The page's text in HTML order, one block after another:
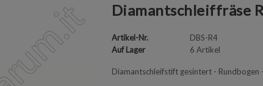
Diamantschleiffräse
Artikel-Nr.
DBS-R4
Auf Lager
6 Artikel
Diamantschleifstift gesintert -